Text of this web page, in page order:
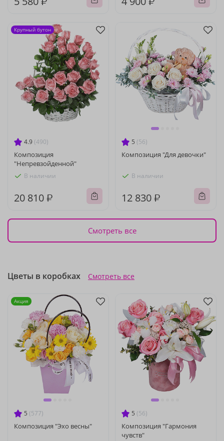
4.9 (490)
Композиция
"Непревзойденной"
В наличии
20 810 ₽
Крупный бутон
5 (56)
Композиция "Для девочки"
В наличии
12 830 ₽
Смотреть все
Цветы в коробках Смотреть все
5 (577)
Композиция "Эхо весны"
Акция
5 (56)
Композиция "Гармония
чувств"